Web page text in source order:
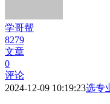
学哥帮
8279
文章
0
评论
2024-12-09 10:19:23选专